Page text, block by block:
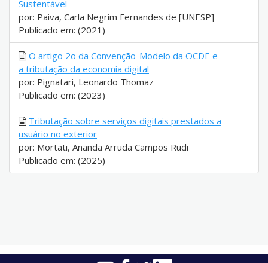
Sustentável
por: Paiva, Carla Negrim Fernandes de [UNESP]
Publicado em: (2021)
O artigo 2o da Convenção-Modelo da OCDE e
a tributação da economia digital
por: Pignatari, Leonardo Thomaz
Publicado em: (2023)
Tributação sobre serviços digitais prestados a
usuário no exterior
por: Mortati, Ananda Arruda Campos Rudi
Publicado em: (2025)